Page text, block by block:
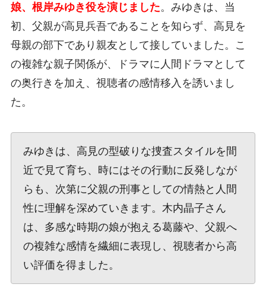
娘、根岸みゆき役を演じました。みゆきは、当
初、父親が高見兵吾であることを知らず、高見を
母親の部下であり親友として接していました。こ
の複雑な親子関係が、ドラマに人間ドラマとして
の奥行きを加え、視聴者の感情移入を誘いまし
た。
みゆきは、高見の型破りな捜査スタイルを間
近で見て育ち、時にはその行動に反発しなが
らも、次第に父親の刑事としての情熱と人間
性に理解を深めていきます。木内晶子さん
は、多感な時期の娘が抱える葛藤や、父親へ
の複雑な感情を繊細に表現し、視聴者から高
い評価を得ました。